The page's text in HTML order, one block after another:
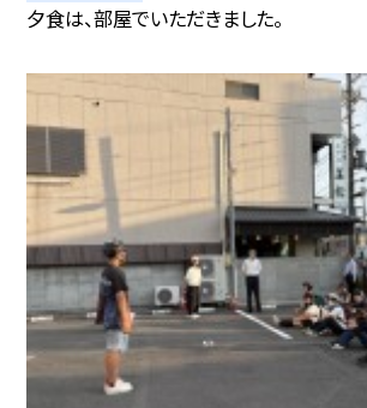
夕食は、部屋でいただきました。